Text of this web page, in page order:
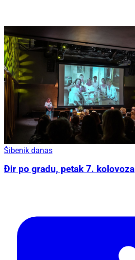
Šibenik danas
Đir po gradu, petak 7. kolovoza